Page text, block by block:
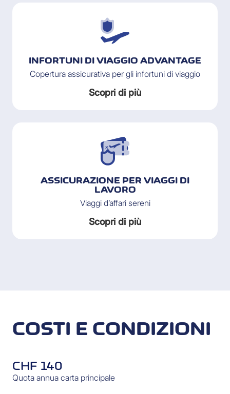
INFORTUNI DI VIAGGIO ADVANTAGE
Copertura assicurativa per gli infortuni di viaggio
Scopri di più
ASSICURAZIONE PER VIAGGI DI
LAVORO
Viaggi d’affari sereni
Scopri di più
COSTI E CONDIZIONI
CHF 140
Quota annua carta principale